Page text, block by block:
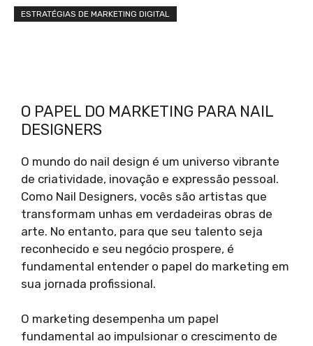
ESTRATÉGIAS DE MARKETING DIGITAL
O PAPEL DO MARKETING PARA NAIL
DESIGNERS
O mundo do nail design é um universo vibrante
de criatividade, inovação e expressão pessoal.
Como Nail Designers, vocês são artistas que
transformam unhas em verdadeiras obras de
arte. No entanto, para que seu talento seja
reconhecido e seu negócio prospere, é
fundamental entender o papel do marketing em
sua jornada profissional.
O marketing desempenha um papel
fundamental ao impulsionar o crescimento de